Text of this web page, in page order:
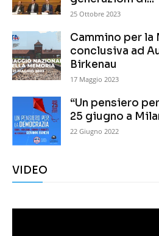
25 Ottobre 2023
Cammino per la
conclusiva ad
Birkenau
17 Maggio 2023
“Un pensiero
25 giugno a
22 Giugno 2022
VIDEO